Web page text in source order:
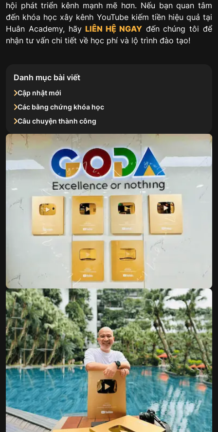
hội phát triển kênh mạnh mẽ hơn. Nếu bạn quan tâm
đến khóa học xây kênh YouTube kiếm tiền hiệu quả tại
Huân Academy, hãyLIÊN HỆ NGAYđến chúng tôi để
nhận tư vấn chi tiết về học phí và lộ trình đào tạo!
Danh mục bài viết
Cập nhật mới
Các bằng chứng khóa học
Câu chuyện thành công